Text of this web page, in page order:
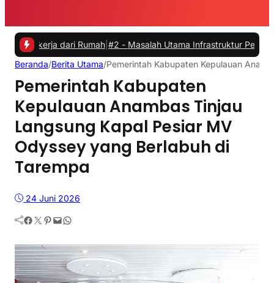
dari Rumah|#2 -Masalah Utama Infrastruktur Pengisian
Beranda/Berita Utama/Pemerintah Kabupaten Kepulauan
Pemerintah Kabupaten
Kepulauan Anambas Tinjau
Langsung Kapal Pesiar MV
Odyssey yang Berlabuh di
Tarempa
24 Juni 2026
Facebook Twitter Pinterest Mail WhatsApp